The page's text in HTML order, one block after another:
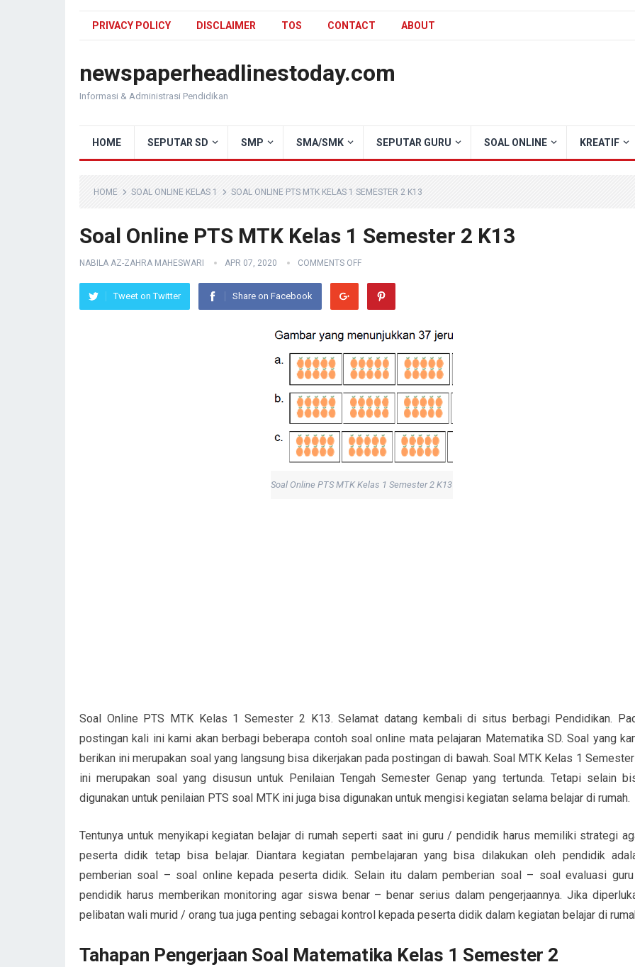
PRIVACY POLICY DISCLAIMER TOS CONTACT ABOUT
newspaperheadlinestoday.com
Informasi & Administrasi Pendidikan
HOME SEPUTAR SD SMP SMA/SMK SEPUTAR GURU SOAL ONLINE KREATIF
HOME SOAL ONLINE KELAS 1 SOAL ONLINE PTS MTK KELAS 1 SEMESTER 2 K13
Soal Online PTS MTK Kelas 1 Semester 2 K13
NABILA AZ-ZAHRA MAHESWARI APR 07, 2020 COMMENTS OFF
Tweet on Twitter Share on Facebook
Soal Online PTS MTK Kelas 1 Semester 2 K13
Soal Online PTS MTK Kelas 1 Semester 2 K13. Selamat datang kembali di situs berbagi Pendidikan.
postingan kali ini kami akan berbagi beberapa contoh soal online mata pelajaran Matematika SD. Soal yang
berikan ini merupakan soal yang langsung bisa dikerjakan pada postingan di bawah. Soal MTK Kelas 1
ini merupakan soal yang disusun untuk Penilaian Tengah Semester Genap yang tertunda. Tetapi selain
digunakan untuk penilaian PTS soal MTK ini juga bisa digunakan untuk mengisi kegiatan selama belajar di rumah.
Tentunya untuk menyikapi kegiatan belajar di rumah seperti saat ini guru / pendidik harus memiliki strategi
peserta didik tetap bisa belajar. Diantara kegiatan pembelajaran yang bisa dilakukan oleh pendidik
pemberian soal – soal online kepada peserta didik. Selain itu dalam pemberian soal – soal evaluasi
pendidik harus memberikan monitoring agar siswa benar – benar serius dalam pengerjaannya. Jika
pelibatan wali murid / orang tua juga penting sebagai kontrol kepada peserta didik dalam kegiatan belajar di
Tahapan Pengerjaan Soal Matematika Kelas 1 Semester 2